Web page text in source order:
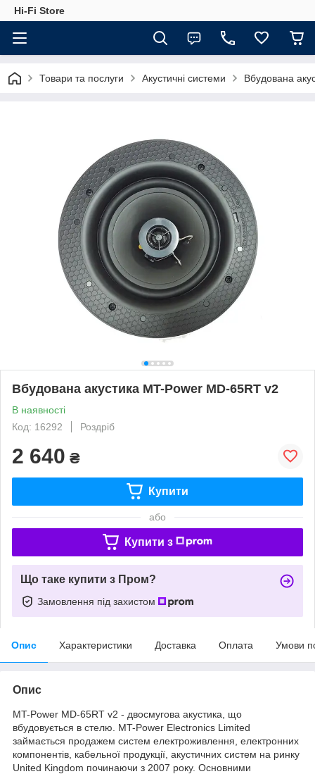
Hi-Fi Store
Товари та послуги Акустичні системи Вбудована
Вбудована акустика MT-Power MD-65RT v2
В наявності
Код: 16292
Роздріб
2 640 ₴
Купити
або
Купити з
Що таке купити з Пром?
Замовлення під захистом
Опис Характеристики Доставка Оплата Умови
Опис
MT-Power MD-65RT v2 - двосмугова акустика, що
вбудовується в стелю. MT-Power Electronics Limited
займається продажем систем електроживлення, електронних
компонентів, кабельної продукції, акустичних систем на ринку
United Kingdom починаючи з 2007 року. Основними